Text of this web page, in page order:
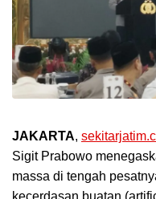
JAKARTA,
Sigit Prabowo
massa di tengah
kecerdasan buatan